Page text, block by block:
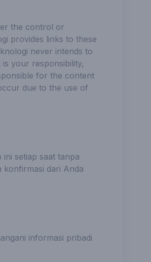
the control or
provides links to these
never intends to
your responsibility,
for the content
due to the use of
setiap saat tanpa
konfirmasi dari Anda
informasi pribadi